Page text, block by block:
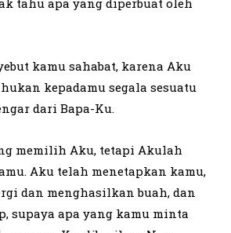
kamu sahabat, karena Aku
kepadamu segala sesuatu
dari Bapa-Ku.
memilih Aku, tetapi Akulah
Aku telah menetapkan kamu,
dan menghasilkan buah, dan
supaya apa yang kamu minta